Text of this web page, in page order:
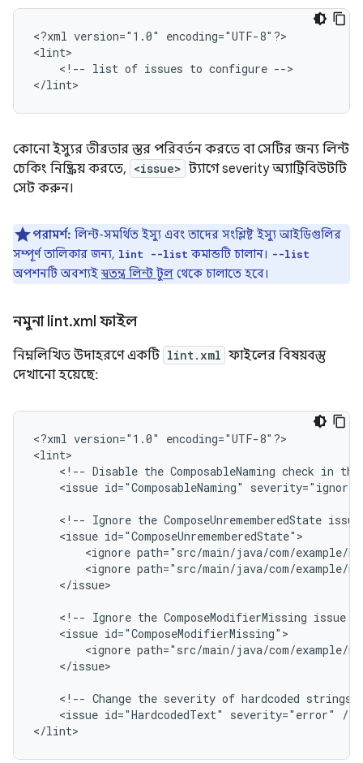
<?xml version="1.0"
encoding="UTF-8"?>
<!-- list of issues to configure -->
</lint>
কোনো ইস্যুর তীব্রতার স্তর পরিবর্তন করতে বা সেটির জন্য লিন্ট
চেকিং নিষ্ক্রিয় করতে, <issue> ট্যাগে severity অ্যাট্রিবিউটটি
সেট করুন।
পরামর্শ: লিন্ট-সমর্থিত ইস্যু এবং তাদের সংশ্লিষ্ট ইস্যু আইডিগুলির
সম্পূর্ণ তালিকার জন্য, lint --list কমান্ডটি চালান। --list
অপশনটি অবশ্যইস্বতন্ত্র লিন্ট টুল থেকে চালাতে হবে।
নমুনা lint.xml ফাইল
নিম্নলিখিত উদাহরণে একটি lint.xml ফাইলের বিষয়বস্তু
দেখানো হয়েছে:
<?xml version="1.0"
encoding="UTF-8"?>
<!-- Disable the ComposableNaming check in
<issue id="ComposableNaming" severity="ignore"
<!-- Ignore the ComposeUnrememberedState issue
<issue
<ignore path="src/main/java/com/example/
<ignore path="src/main/java/com/example/
</issue>
<!-- Ignore the ComposeModifierMissing issue
<issue
<ignore path="src/main/java/com/example/
</issue>
<!-- Change the severity of hardcoded strings
<issue id="HardcodedText" severity="error"
/>
</lint>